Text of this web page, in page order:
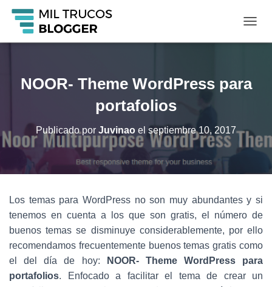
A
A
D
O
V
E
G
C
I
Ó
NOOR- Theme WordPress para
portafolios
Publicado por Juvinao elseptiembre 10, 2017
Los temas para WordPress no son muy abundantes y si
tenemos en cuenta a los que son gratis, el número de
buenos temas se disminuye considerablemente, por ello
recomendamos frecuentemente buenos temas gratis como
el del día de hoy:
NOOR- Theme WordPress para
portafolios. Enfocado a facilitar el tema de crear un